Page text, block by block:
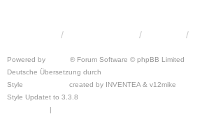
Powered by
® Forum Software © phpBB Limited
Deutsche Übersetzung durch
Style
created by INVENTEA & v12mike
Style Updatet to 3.3.8
|